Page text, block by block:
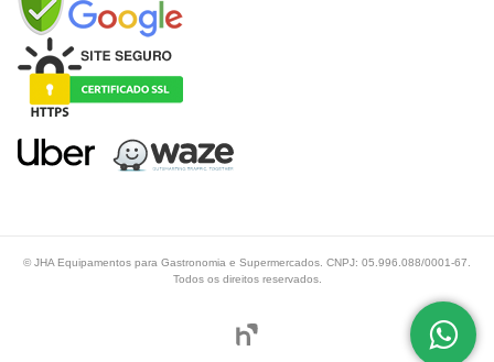
© JHA Equipamentos para Gastronomia e Supermercados. CNPJ: 05.996.088/0001-67.
Todos os direitos reservados.